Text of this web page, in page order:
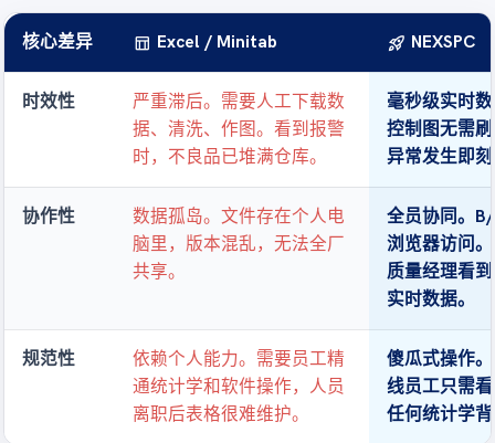
核心差异 table_chart Excel / Minitab rocket_launch NEXSPC
时效性
严重滞后。需要人工下载数
据、清洗、作图。看到报警
时，不良品已堆满仓库。
毫秒级实时
控制图无需
异常发生即
协作性
数据孤岛。文件存在个人电
脑里，版本混乱，无法全厂
共享。
全员协同。
浏览器访问
质量经理看
实时数据。
规范性
依赖个人能力。需要员工精
通统计学和软件操作，人员
离职后表格很难维护。
傻瓜式操作
线员工只需
任何统计学